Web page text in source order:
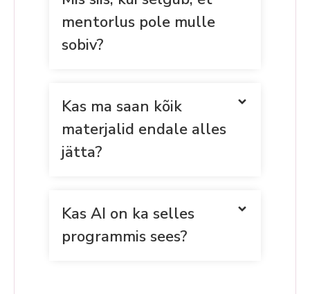
mentorlus pole mulle
sobiv?
Kas ma saan kõik
materjalid endale alles
jätta?
Kas AI on ka selles
programmis sees?